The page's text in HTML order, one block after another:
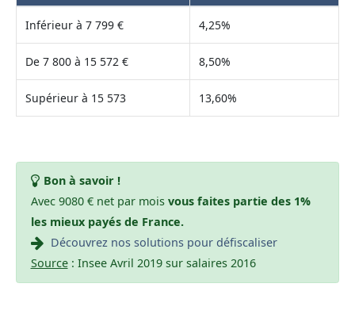
Inférieur à 7 799 € 4,25%
De 7 800 à 15 572 € 8,50%
Supérieur à 15 573 13,60%
Bon à savoir !
Avec 9080 € net par mois vous faites partie des 1%
les mieux payés de France.
Découvrez nos solutions pour défiscaliser
Source: Insee Avril 2019 sur salaires 2016